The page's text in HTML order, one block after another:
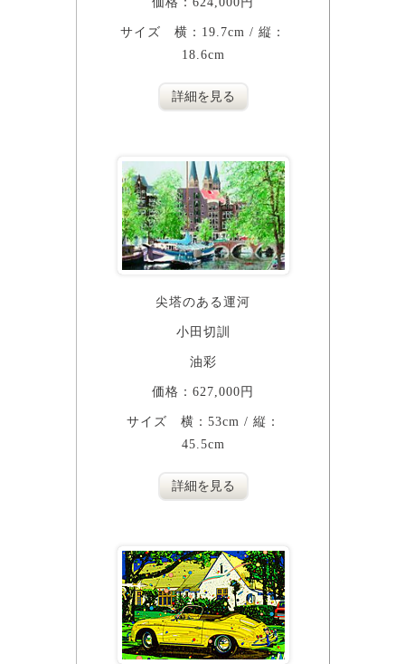
サイズ 横：19.7cm / 縦：
18.6cm
詳細を見る
尖塔のある運河
小田切訓
油彩
価格：627,000円
サイズ 横：53cm / 縦：
45.5cm
詳細を見る